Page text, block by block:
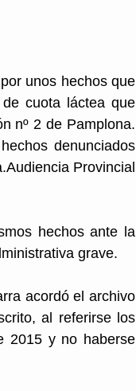
unos hechos que
cuota láctea que
nº 2 de Pamplona.
denunciados
Provincial
hechos ante la
grave.
acordó el archivo
al referirse los
2015 y no haberse